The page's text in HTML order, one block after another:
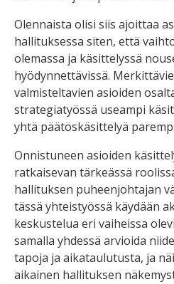
Olennaista olisi siis ajoittaa
hallituksessa siten, että
olemassa ja käsittelyssä
hyödynnettävissä.
valmisteltavien asioiden
strategiatyössä useampi
yhtä päätöskäsittelyä
Onnistuneen asioiden
ratkaisevan tärkeässä
hallituksen puheenjohtajan
tässä yhteistyössä käydään
keskustelua eri vaiheissa
samalla yhdessä arvioida
tapoja ja aikataulutusta, ja
aikainen hallituksen